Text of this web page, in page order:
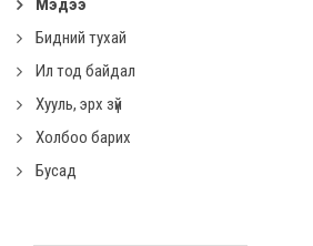
Бидний тухай
Ил тод байдал
Хууль, эрх зүй
Холбоо барих
Бусад